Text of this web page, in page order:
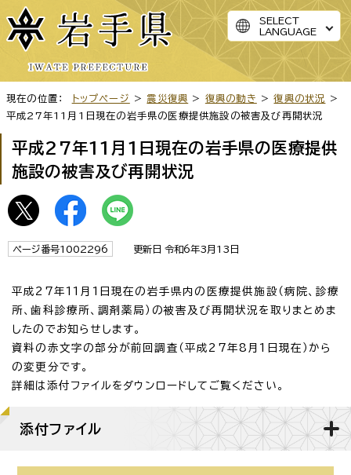
SELECT
LANGUAGE
現在の位置： トップページ > 震災復興 > 復興の動き >復興の状況
>
平成27年11月1日現在の岩手県の医療提供施設の被害及び再開状況
平成27年11月1日現在の岩手県の医療提供
施設の被害及び再開状況
ページ番号1002296 更新日 令和6年3月13日
平成27年11月1日現在の岩手県内の医療提供施設（病院、診療
所、歯科診療所、調剤薬局）の被害及び再開状況を取りまとめま
したのでお知らせします。
資料の赤文字の部分が前回調査（平成27年8月1日現在）から
の変更分です。
詳細は添付ファイルをダウンロードしてご覧ください。
添付ファイル